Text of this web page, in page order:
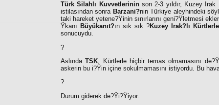
Türk Silahlı Kuvvetlerininson 2-3 yıldır, Kuzey
istilasından sonra Barzani?nin Türkiye aleyhindeki
taki hareket yetene?Ÿinin sınırlarını geni?Ÿletmesi
Ÿkanı Büyükanıt?ın sık sık ?Kuzey Irak?lı
sonucuydu.
?
AslındaTSK , Kürtlerle hiçbir temas olmamasını
askerin bu i?Ÿin içine sokulmamasını istiyordu. Bu
?
Durum giderek de?Ÿi?Ÿiyor.